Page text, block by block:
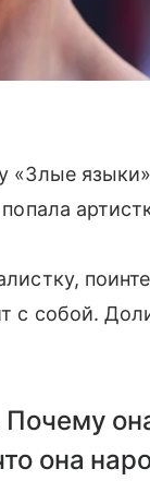
«Злые
с собой.
она